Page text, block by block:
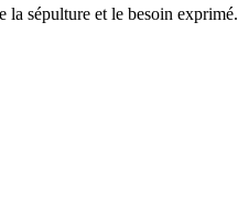
la sépulture et le besoin exprimé.